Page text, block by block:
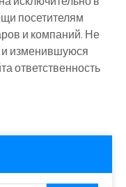
посетителям
и компаний. Не
изменившуюся
ответственность